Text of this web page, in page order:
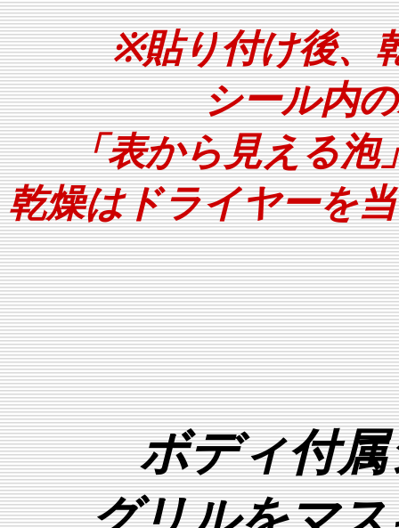
※貼り付け後、
シール内
「表から見える泡
乾燥はドライヤーを
ボディ付